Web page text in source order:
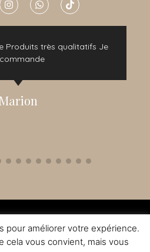
Produits très qualitatifs Je
Marion
LÉGALES
A LA SANTE - A CONSOMMER AVEC
pour améliorer votre expérience.
cela vous convient, mais vous